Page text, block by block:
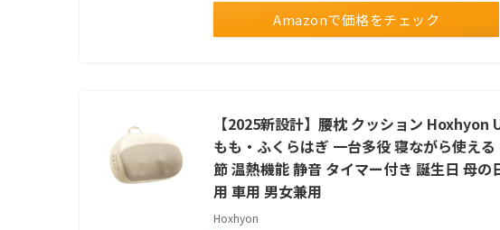
Amazonで価格をチェック
【2025新設計】腰枕 クッション
もも・ふくらはぎ 一台多役 寝ながら使え
節 温熱機能 静音 タイマー付き 誕生日 母
用 車用 男女兼用
Hoxhyon